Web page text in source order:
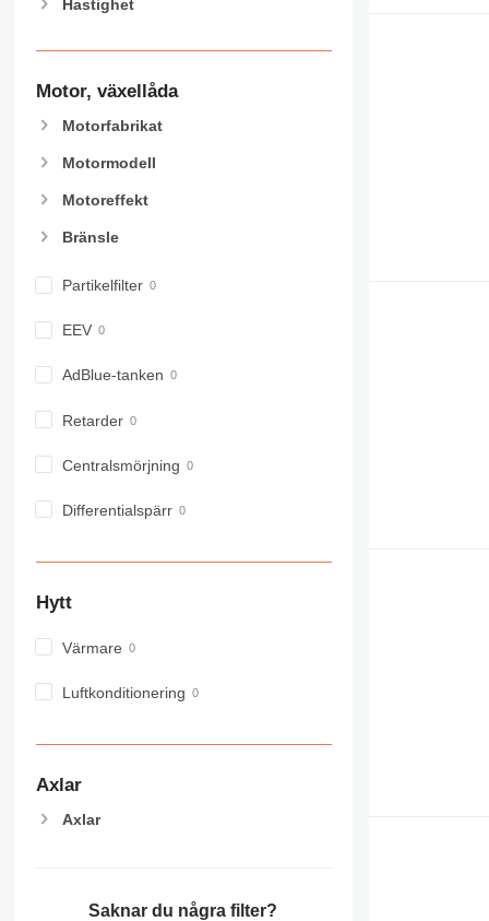
907
914
924
926
930
950
955
963
966
973
982
C-series
CS
F-series
M-series
Hastighet
Motor, växellåda
Motorfabrikat
Motormodell
Motoreffekt
Bränsle
Partikelfilter
EEV
AdBlue-tanken
Retarder
Centralsmörjning
Differentialspärr
Hytt
Värmare
Luftkonditionering
Axlar
Axlar
Saknar du några filter?